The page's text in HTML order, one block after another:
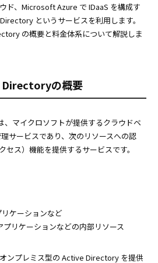
ド、Microsoft Azure で IDaaS を構成す
というサービスを利用します。
の概要と料金体系について解説しま
の概要
、マイクロソフトが提供するクラウドベ
サービスであり、次のリソースへの認
セス）機能を提供するサービスです。
ケーションなど
リケーションなどの内部リソース
ンプレミス型の Active Directory を提供